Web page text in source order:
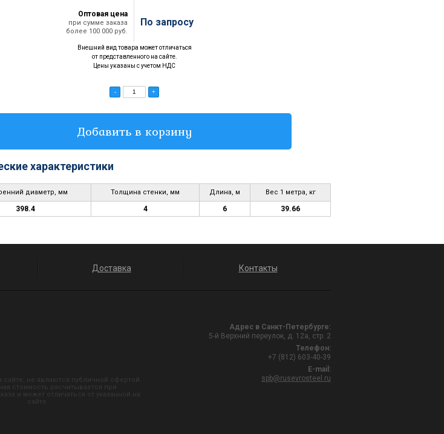
Оптовая цена
при сумме заказа
более 100 000 руб.
По запросу
Внешний вид товара может отличаться
от представленного на сайте.
Цены указаны с учетом НДС
характеристики
диаметр, мм Толщина стенки, мм Длина, м Вес 1 метра, кг
398.4 4 6 39.66
Доставка Контакты
не являются публичной офертой.
стоимость расчитывается при
и может отличаться от указанной на
сайте.
Адрес в Санкт-Петербурге:
5-й Верхний переулок, д. 12а, стр. 2
Телефон:
+7 (812) 603-40-39
E-mail:
spb@rusevrosteel.ru